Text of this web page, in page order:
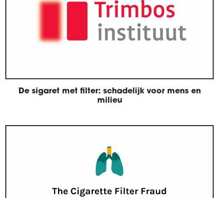
De sigaret met filter: schadelijk voor mens en
milieu